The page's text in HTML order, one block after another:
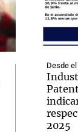
Desde
2025